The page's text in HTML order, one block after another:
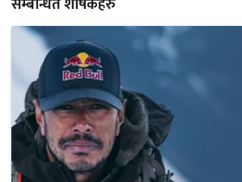
सम्बन्धित शीर्षकहरु